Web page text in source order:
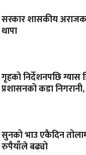
सरकार शासकीय
थापा
गृहको निर्देशनपछि ग्यास
प्रशासनको कडा
सुनको भाउ एकैदिन
रुपैयाँले बढ्यो